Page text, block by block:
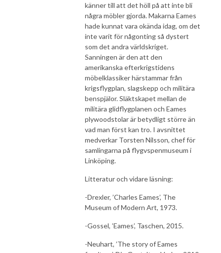
känner till att det höll på att inte bli
några möbler gjorda. Makarna Eames
hade kunnat vara okända idag, om det
inte varit för någonting så dystert
som det andra världskriget.
Sanningen är den att den
amerikanska efterkrigstidens
möbelklassiker härstammar från
krigsflygplan, slagskepp och militära
benspjälor. Släktskapet mellan de
militära glidflygplanen och Eames
plywoodstolar är betydligt större än
vad man först kan tro. I avsnittet
medverkar Torsten Nilsson, chef för
samlingarna på flygvspenmuseum i
Linköping.
Litteratur och vidare läsning:
-Drexler, ’Charles Eames’, The
Museum of Modern Art, 1973.
-Gossel, ’Eames’, Taschen, 2015.
-Neuhart, ’The story of Eames